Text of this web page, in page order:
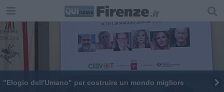
"Elogio dell'Umano" per costruire un mondo migliore